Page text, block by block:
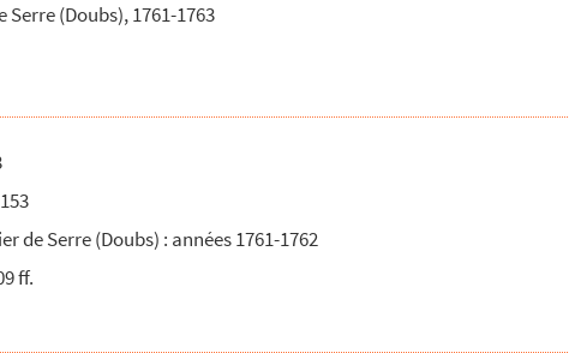
quelques autr...
à la fin du ...
Serre (Doubs), 1761-1763
de Serre (Doubs) : années 1761-1762
ff.